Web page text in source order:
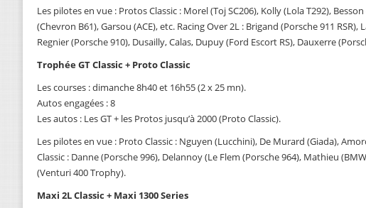
Les pilotes en vue : Protos Classic : Morel (Toj SC206), Kolly (Lola T292),
(Chevron B61), Garsou (ACE), etc. Racing Over 2L : Brigand (Porsche 911 RSR),
Regnier (Porsche 910), Dusailly, Calas, Dupuy (Ford Escort RS), Dauxerre
Trophée GT Classic + Proto Classic
Les courses : dimanche 8h40 et 16h55 (2 x 25 mn).
Autos engagées : 8
Les autos : Les GT + les Protos jusqu’à 2000 (Proto Classic).
Les pilotes en vue : Proto Classic : Nguyen (Lucchini), De Murard (Giada),
Classic : Danne (Porsche 996), Delannoy (Le Flem (Porsche 964), Mathieu
(Venturi 400 Trophy).
Maxi 2L Classic + Maxi 1300 Series